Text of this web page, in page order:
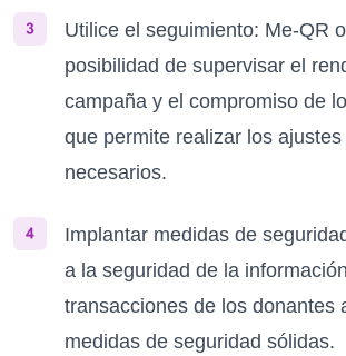
Utilice el seguimiento: Me-QR
posibilidad de supervisar el
campaña y el compromiso de
que permite realizar los
necesarios.
Implantar medidas de
a la seguridad de la
transacciones de los donantes
medidas de seguridad sólidas.